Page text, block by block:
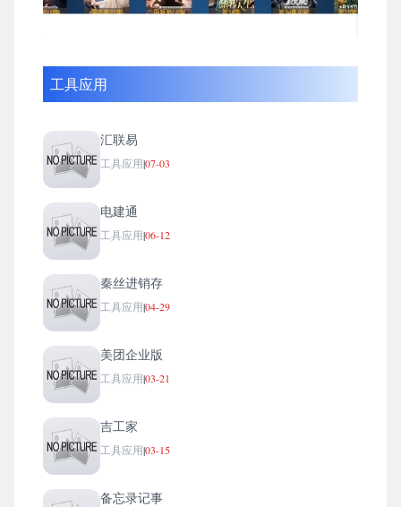
工具应用
汇联易
工具应用|07-03
电建通
工具应用|06-12
秦丝进销存
工具应用|04-29
美团企业版
工具应用|03-21
吉工家
工具应用|03-15
备忘录记事